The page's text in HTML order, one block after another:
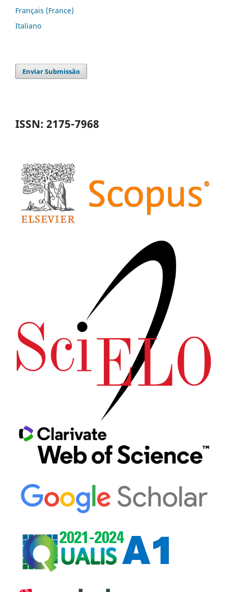
Français (France)
Italiano
Enviar Submissão
ISSN: 2175-7968